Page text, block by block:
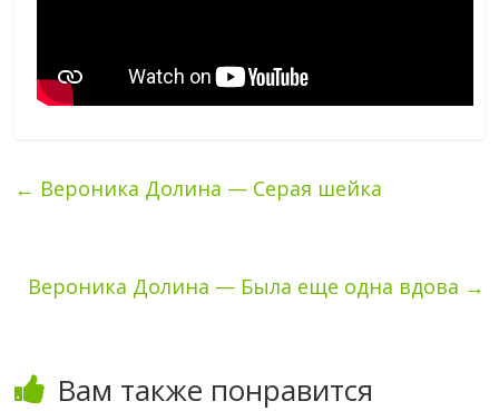
← Вероника Долина — Серая шейка
Вероника Долина — Была еще одна вдова →
Вам также понравится